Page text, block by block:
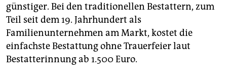
günstiger. Bei den traditionellen Bestattern, zum
Teil seit dem 19. Jahrhundert als
Familienunternehmen am Markt, kostet die
einfachste Bestattung ohne Trauerfeier laut
Bestatterinnung ab 1.500 Euro.